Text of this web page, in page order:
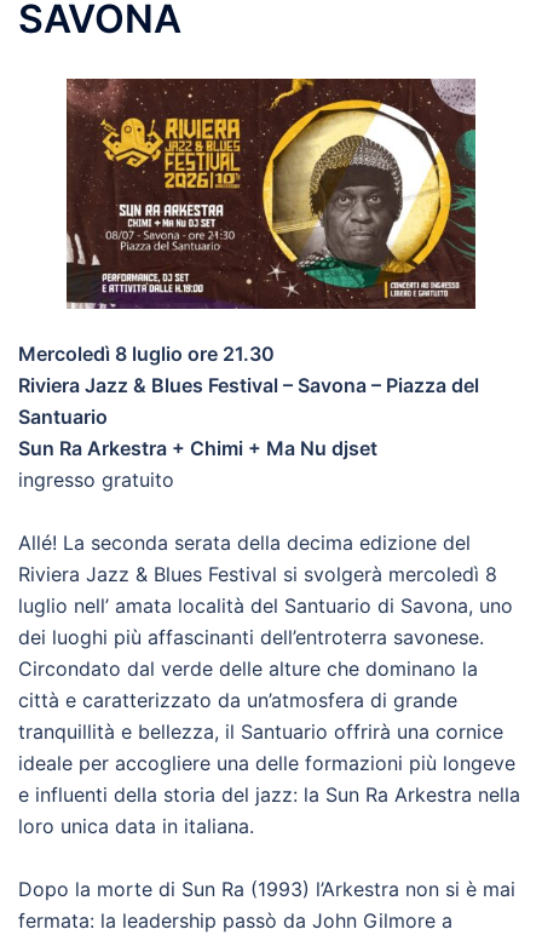
SAVONA
Mercoledì 8 luglio ore 21.30
Riviera Jazz & Blues Festival – Savona – Piazza del
Santuario
Sun Ra Arkestra + Chimi + Ma Nu djset
ingresso gratuito
Allé! La seconda serata della decima edizione del
Riviera Jazz & Blues Festival si svolgerà mercoledì 8
luglio nell’ amata località del Santuario di Savona, uno
dei luoghi più affascinanti dell’entroterra savonese.
Circondato dal verde delle alture che dominano la
città e caratterizzato da un’atmosfera di grande
tranquillità e bellezza, il Santuario offrirà una cornice
ideale per accogliere una delle formazioni più longeve
e influenti della storia del jazz: la Sun Ra Arkestra nella
loro unica data in italiana.
Dopo la morte di Sun Ra (1993) l’Arkestra non si è mai
fermata: la leadership passò da John Gilmore a